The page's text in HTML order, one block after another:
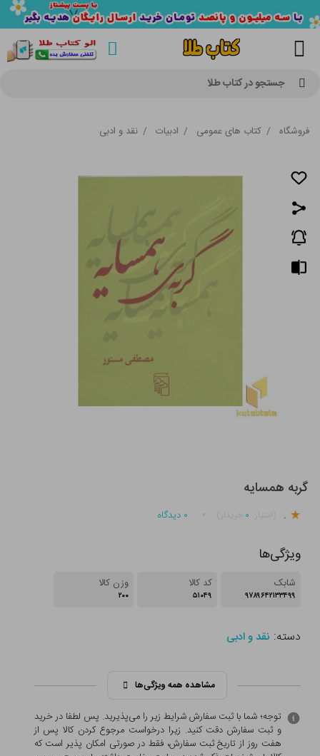
جستجو در کتاب طلا
فروشگاه / کتاب های عمومی / ادبیات / نقد و ادبی
گربه همسایه
. ۰ ۰ دیدگاه
ویژگی‌ها
شابک
۹۷۸۹۶۴۲۱۳۳۴۹۹
کد کالا
۵۱۰۴۹
وزن کالا
۲۰۰
دسته: نقد و ادبی
مشاهده همه ویژگی‌ها
توجه؛ شما با ثبت سفارش شرایط زیر را می‌پذیرید. پس لطفا در خرید
و ثبت سفارش دقت کنید. زیرا درخواست مرجوع کردن کالا پس از
هفت روز از تاریخ ثبت سفارش، فقط در صورتی امکان پذیر است که